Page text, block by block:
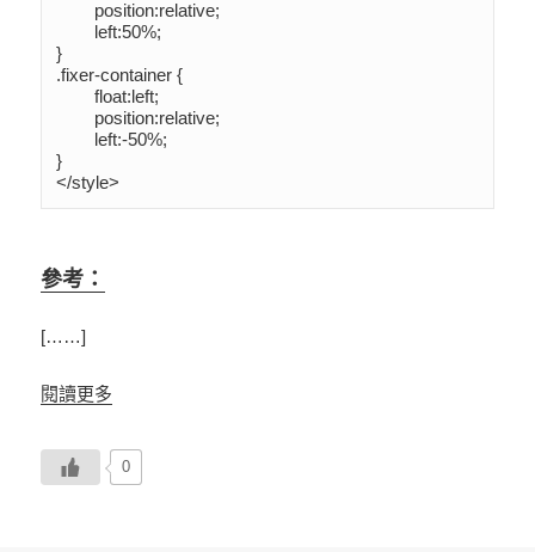
}
.fixer-container {
	float:left;
}
</style>
參考：
[……]
閱讀更多
0